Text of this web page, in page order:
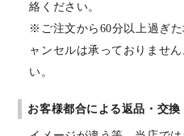
絡ください。
※ご注文から60分以上過ぎ
ャンセルは承っておりませ
い。
お客様都合による返品・交換